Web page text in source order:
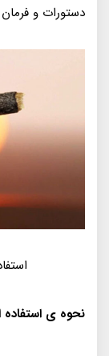
دستورات و
نحوه ی استفاده